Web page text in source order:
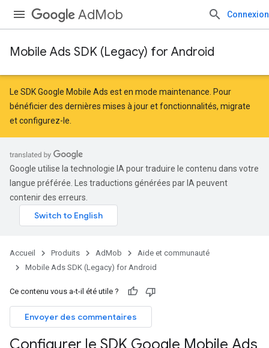
AdMob Connexion
Mobile Ads SDK (Legacy) for Android
Le SDK Google Mobile Ads est en mode maintenance. Pour
bénéficier des dernières mises à jour et fonctionnalités, migrate
etconfigurez-le
Google utilise la technologie IA pour traduire le contenu dans votre
langue préférée. Les traductions générées par IA peuvent
contenir des erreurs.
Accueil Produits AdMob
Aide et communauté
Mobile Ads SDK (Legacy) for Android
Ce contenu vous a-t-il été utile ?
Envoyer des commentaires
Configurer le SDK Google Mobile Ads